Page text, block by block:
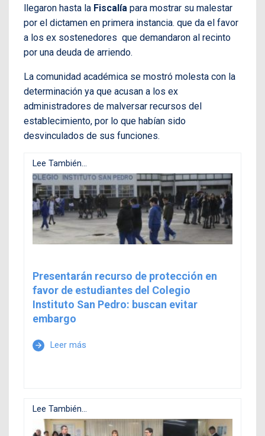
llegaron hasta la Fiscalía para mostrar su malestar
por el dictamen en primera instancia. que da el favor
a los ex sostenedores que demandaron al recinto
por una deuda de arriendo.
La comunidad académica se mostró molesta con la
determinación ya que acusan a los ex
administradores de malversar recursos del
establecimiento, por lo que habían sido
desvinculados de sus funciones.
Lee También...
Presentarán recurso de protección en
favor de estudiantes del Colegio
Instituto San Pedro: buscan evitar
embargo
arrow_forward Leer más
Lee También...